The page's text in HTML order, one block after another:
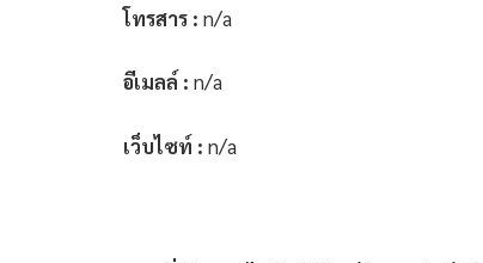
โทรสาร : n/a
อีเมลล์ : n/a
เว็บไซท์ : n/a